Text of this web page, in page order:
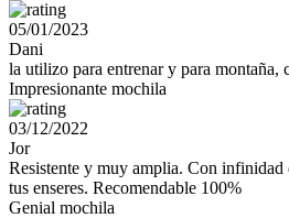
05/01/2023
Dani
la utilizo para entrenar y para montaña,
Impresionante mochila
03/12/2022
Jor
Resistente y muy amplia. Con infinidad
tus enseres. Recomendable 100%
Genial mochila